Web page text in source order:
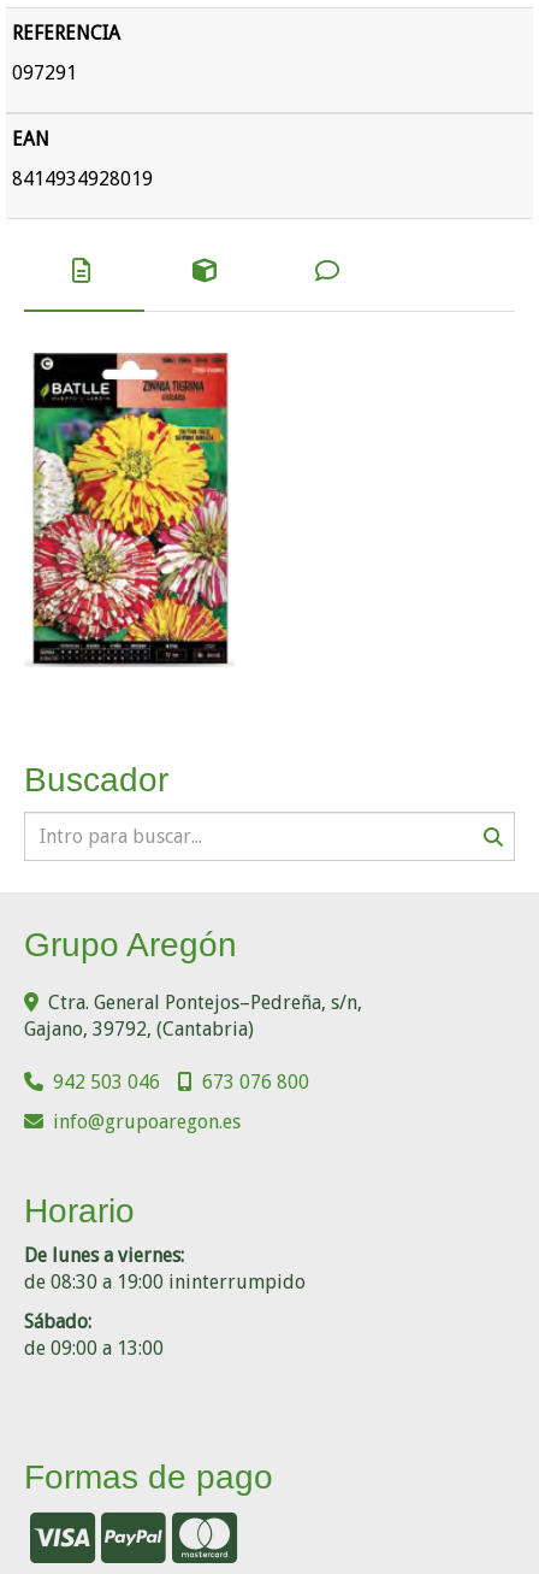
REFERENCIA
097291
EAN
8414934928019
Buscador
Grupo Aregón
Ctra. General Pontejos–Pedreña, s/n,
Gajano, 39792, (Cantabria)
942 503 046
673 076 800
info
grupoaregon.es
Horario
De lunes a viernes:
de 08:30 a 19:00 ininterrumpido
Sábado:
de 09:00 a 13:00
Formas de pago